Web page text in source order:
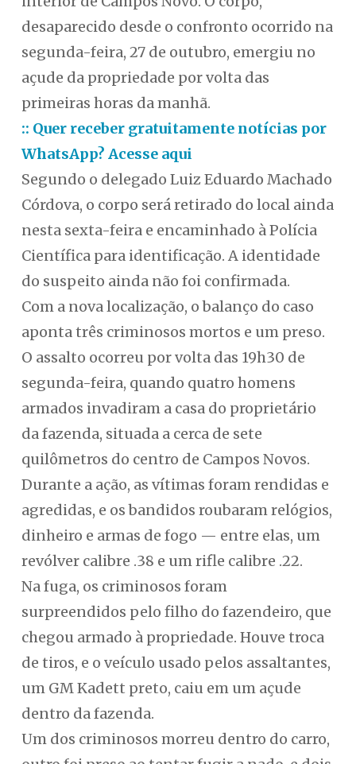
desaparecido desde o confronto ocorrido na
segunda-feira, 27 de outubro, emergiu no
açude da propriedade por volta das
primeiras horas da manhã.
:: Quer receber gratuitamente notícias por
WhatsApp? Acesse aqui
Segundo o delegado Luiz Eduardo Machado
Córdova, o corpo será retirado do local ainda
nesta sexta-feira e encaminhado à Polícia
Científica para identificação. A identidade
do suspeito ainda não foi confirmada.
Com a nova localização, o balanço do caso
aponta três criminosos mortos e um preso.
O assalto ocorreu por volta das 19h30 de
segunda-feira, quando quatro homens
armados invadiram a casa do proprietário
da fazenda, situada a cerca de sete
quilômetros do centro de Campos Novos.
Durante a ação, as vítimas foram rendidas e
agredidas, e os bandidos roubaram relógios,
dinheiro e armas de fogo — entre elas, um
revólver calibre .38 e um rifle calibre .22.
Na fuga, os criminosos foram
surpreendidos pelo filho do fazendeiro, que
chegou armado à propriedade. Houve troca
de tiros, e o veículo usado pelos assaltantes,
um GM Kadett preto, caiu em um açude
dentro da fazenda.
Um dos criminosos morreu dentro do carro,